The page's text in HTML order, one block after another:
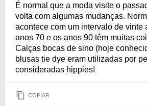
É normal que a moda visite o
volta com algumas mudanças.
acontece com um intervalo de vinte
anos 70 e os anos 90 têm muitas
Calças bocas de sino (hoje
blusas tie dye eram utilizadas por
consideradas hippies!
COPIAR